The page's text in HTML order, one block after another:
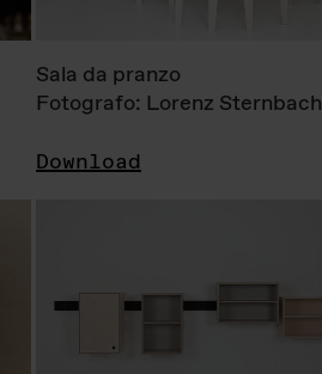
Sala da pranzo
Fotografo: Lorenz Sternbach
Download